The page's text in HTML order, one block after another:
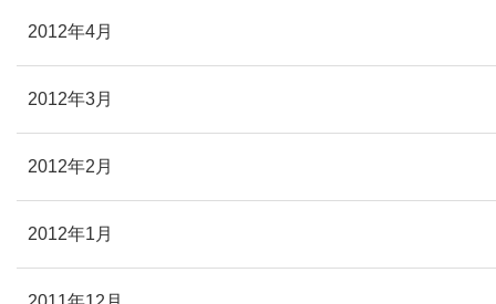
2012年4月
2012年3月
2012年2月
2012年1月